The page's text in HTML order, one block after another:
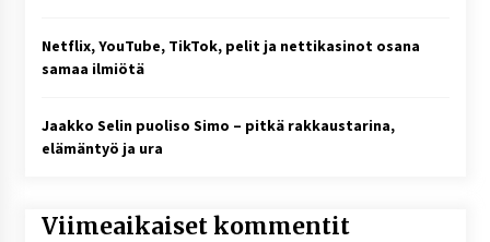
Netflix, YouTube, TikTok, pelit ja nettikasinot osana
samaa ilmiötä
Jaakko Selin puoliso Simo – pitkä rakkaustarina,
elämäntyö ja ura
Viimeaikaiset kommentit